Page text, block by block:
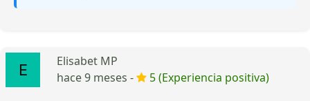
Elisabet MP
hace 9 meses -
5 (Experiencia positiva)